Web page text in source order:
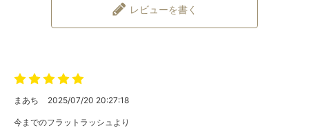
レビューを書く
まあち 2025/07/20 20:27:18
今までのフラットラッシュより